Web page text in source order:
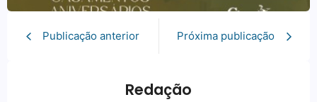
Publicação anterior Próxima publicação
Redação